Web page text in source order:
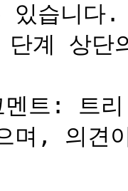
있습니다.
계 상
트: 트리
며, 의견